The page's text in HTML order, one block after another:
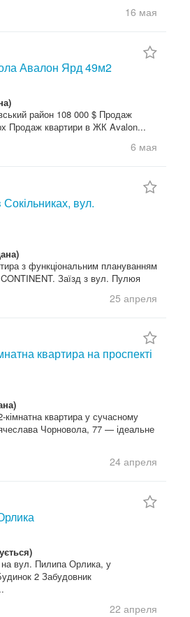
16 мая
Авалон Ярд 49м2
район 108 000 $ Продаж
Продаж квартири в ЖК Avalon...
6 мая
вул.
з функціональним плануванням
Заїзд з вул. Пулюя
25 апреля
квартира на проспекті
квартира у сучасному
Чорновола, 77 — ідеальне
24 апреля
на вул. Пилипа Орлика, у
2 Забудовник
22 апреля